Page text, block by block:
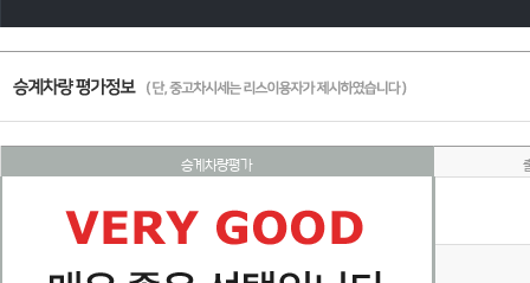
승계차량평가